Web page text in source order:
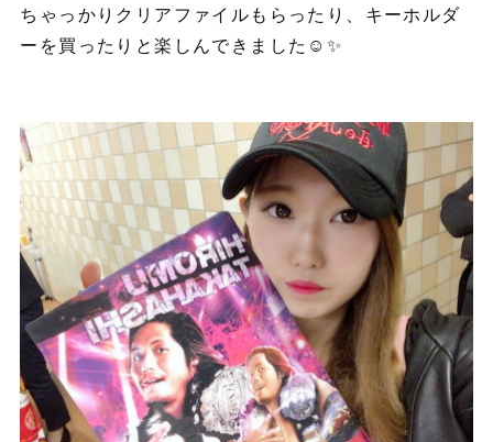
ちゃっかりクリアファイルもらったり、キーホルダ
ーを買ったりと楽しんできました☺️✨